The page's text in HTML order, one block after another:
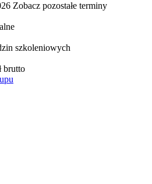
Zobacz pozostałe terminy
szkoleniowych
brutto